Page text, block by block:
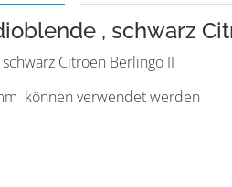
, schwarz
Citroen Berlingo II
können verwendet werden